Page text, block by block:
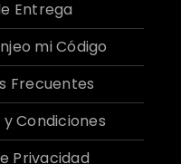
Entrega
mi Código
Frecuentes
Condiciones
Privacidad